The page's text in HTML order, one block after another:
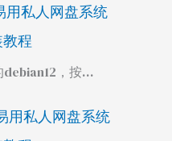
用私人网盘系统
程
debian12，按…
用私人网盘系统